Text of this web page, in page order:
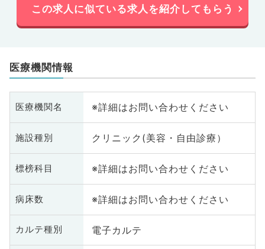
この求人に似ている求人を紹介してもらう
医療機関情報
医療機関名 ※詳細はお問い合わせください
施設種別 クリニック(美容・自由診療）
標榜科目 ※詳細はお問い合わせください
病床数 ※詳細はお問い合わせください
カルテ種別 電子カルテ